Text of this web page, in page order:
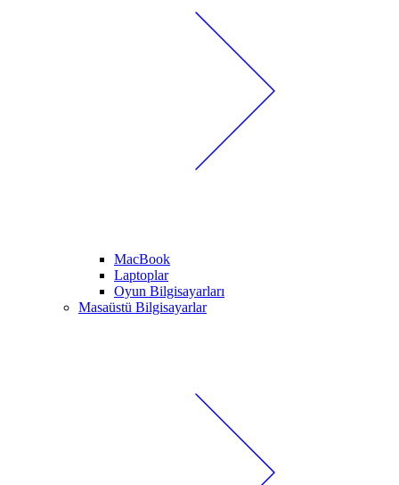
MacBook
Laptoplar
Oyun Bilgisayarları
Masaüstü Bilgisayarlar